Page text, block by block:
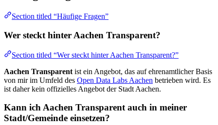
Section titled “Häufige Fragen”
Wer steckt hinter Aachen Transparent?
Section titled “Wer steckt hinter Aachen Transparent?”
Aachen Transparent ist ein Angebot, das auf ehrenamtlicher Basis
von mir im Umfeld des Open Data Labs Aachen betrieben wird. Es
ist daher kein offizielles Angebot der Stadt Aachen.
Kann ichAachen Transparentauch in meiner
Stadt/Gemeinde einsetzen?